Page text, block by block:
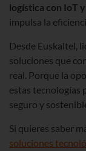
logística con IoT
impulsa la
Desde Euskaltel,
soluciones que
real. Porque la
estas tecnologías
seguro y
Si quieres saber
soluciones